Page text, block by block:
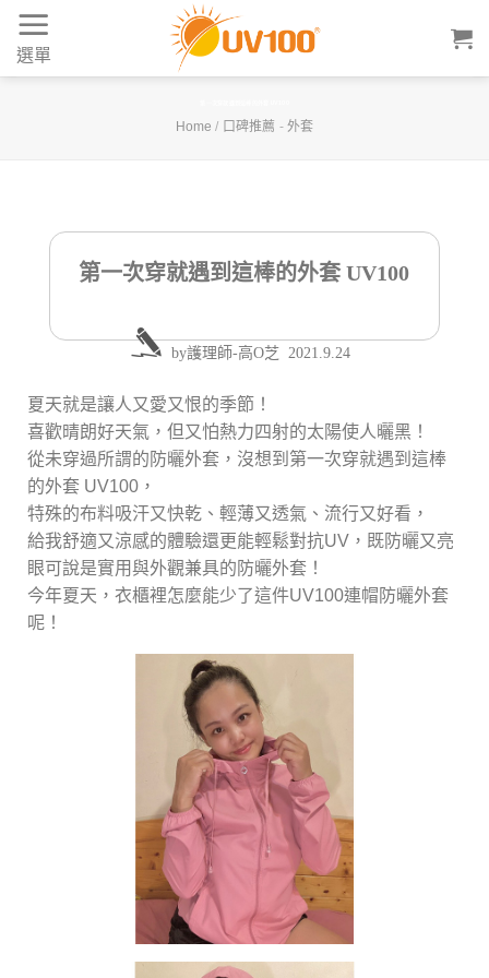
Skip
content
選單
Home / 口碑推薦 - 外套
第一次穿就遇到這棒的外套 UV100
by護理師-高O芝 2021.9.24
夏天就是讓人又愛又恨的季節！
喜歡晴朗好天氣，但又怕熱力四射的太陽使人曬黑！
從未穿過所謂的防曬外套，沒想到第一次穿就遇到這棒
的外套 UV100，
特殊的布料吸汗又快乾、輕薄又透氣、流行又好看，
給我舒適又涼感的體驗還更能輕鬆對抗UV，既防曬又亮
眼可說是實用與外觀兼具的防曬外套！
今年夏天，衣櫃裡怎麼能少了這件UV100連帽防曬外套
呢！